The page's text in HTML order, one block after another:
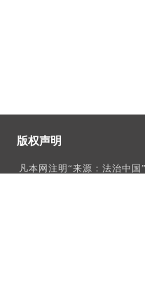
版权声明
凡本网注明“来源：法治中国